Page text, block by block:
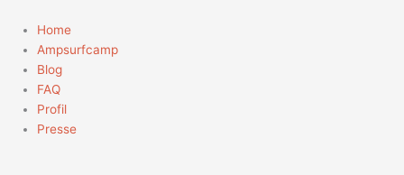
Inhalt
springen
Home
Ampsurfcamp
Blog
FAQ
Profil
Presse